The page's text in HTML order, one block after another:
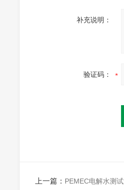
补充说明：
验证码：
上一篇： PEMEC电解水测